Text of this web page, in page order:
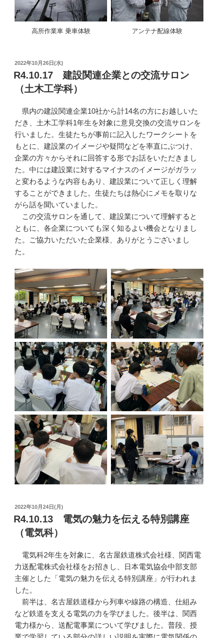
高所作業車 乗車体験 アンテナ配線体験
投
稿
日:
2022年10月26日(水)
R4.10.17 建設関連企業との交流サロン
（土木工学科）
県内の建設関連企業10社から計14名の方にお越しいた
だき、土木工学科1年生を対象に意見交換の交流サロンを
行いました。生徒たちが事前に記入したワークシートを
もとに、建設業のイメージや疑問などを率直にぶつけ、
企業の方々からそれに回答する形でお話をいただきまし
た。中には建設業に対するマイナスのイメージがガラッ
と変わるような内容もあり、建設業について正しく理解
することができました。生徒たちは熱心にメモを取りな
がら話を聞いていました。
この交流サロンを通して、建設業について理解すると
ともに、各企業についても深く知るよい機会となりまし
た。ご協力いただいた企業様、ありがとうございまし
た。
投
稿
日:
2022年10月24日(月)
R4.10.13 電気の魅力を伝える特別講座
（電気科）
電気科2年生を対象に、名古屋鉄道株式会社様、関西電
力送配電株式会社様をお招きし、日本電気協会中部支部
主催とした「電気の魅力を伝える特別講座」が行われま
した。
前半は、名古屋鉄道様から列車や線路の構造、仕組み
など鉄道を支える電気の力を学びました。後半は、関西
電力様から、送配電事業について学びました。普段、授